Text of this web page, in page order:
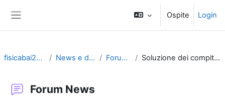
Ospite Login
fisicabai2012-2020 News e discussioni Forum News Soluzione dei compiti d'esame di oggi
Forum News